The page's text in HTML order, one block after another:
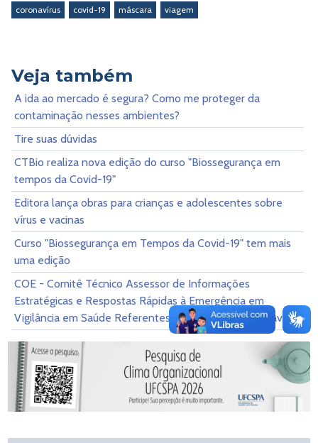
coronavírus covid-19 máscara viagem
Veja também
A ida ao mercado é segura? Como me proteger da
contaminação nesses ambientes?
Tire suas dúvidas
CTBio realiza nova edição do curso "Biossegurança em
tempos da Covid-19"
Editora lança obras para crianças e adolescentes sobre
vírus e vacinas
Curso "Biossegurança em Tempos da Covid-19" tem mais
uma edição
COE - Comitê Técnico Assessor de Informações
Estratégicas e Respostas Rápidas à Emergência em
Vigilância em Saúde Referentes à COVID-19 - Coronavírus